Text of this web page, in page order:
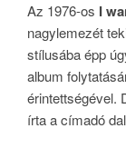
Az 1976-os I
nagylemezét
stílusába épp
album
érintettségével.
írta a címadó